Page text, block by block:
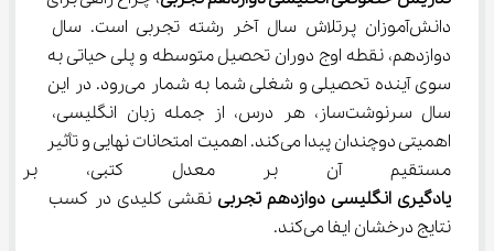
دانش‌آموزان پرتلاش سال آخر رشته تجربی است. سال
دوازدهم، نقطه اوج دوران تحصیل متوسطه و پلی حیاتی به
سوی آینده تحصیلی و شغلی شما به شمار می‌رود. در این
سال سرنوشت‌ساز، هر درس، از جمله زبان انگلیسی،
اهمیتی دوچندان پیدا می‌کند. اهمیت امتحانات نهایی و تأثیر
مستقیم آن بر معدل کتبی،
یادگیری انگلیسی دوازدهم تجربی نقشی کلیدی در کسب
نتایج درخشان ایفا می‌کند.